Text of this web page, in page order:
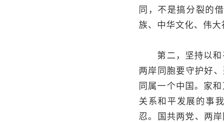
同，不是搞分裂的
族、中华文化、伟大
第二，坚持以和平
两岸同胞要守护好
同属一个中国。家
关系和平发展的事
忍。国共两党、两